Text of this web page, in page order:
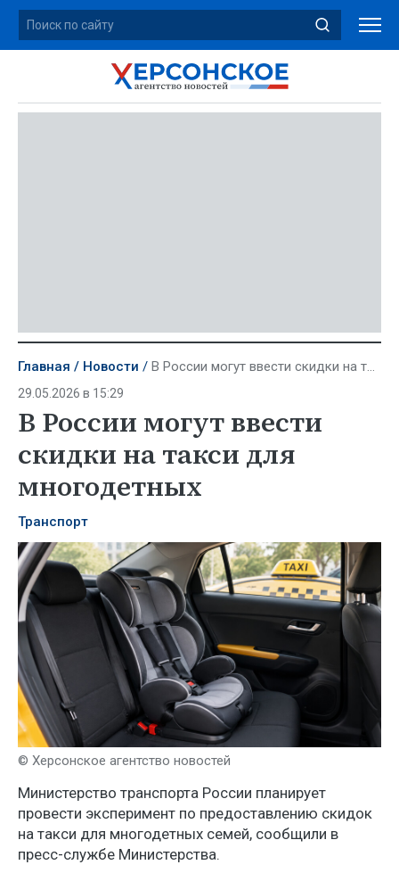
Главная Новости В России могут ввести скидки на такси для многодетных
29.05.2026 в 15:29
В России могут ввести
скидки на такси для
многодетных
Транспорт
© Херсонское агентство новостей
Министерство транспорта России планирует
провести эксперимент по предоставлению скидок
на такси для многодетных семей, сообщили в
пресс-службе Министерства.